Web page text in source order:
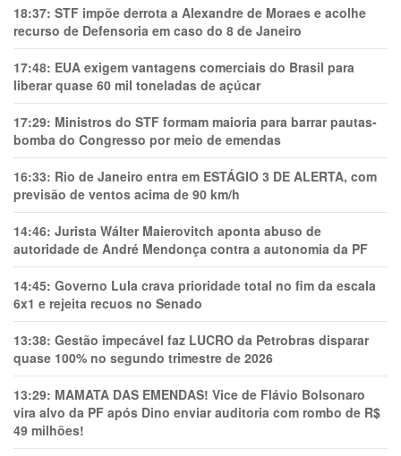
18:37: STF impõe derrota a Alexandre de Moraes e acolhe
recurso de Defensoria em caso do 8 de Janeiro
17:48: EUA exigem vantagens comerciais do Brasil para
liberar quase 60 mil toneladas de açúcar
17:29: Ministros do STF formam maioria para barrar pautas-
bomba do Congresso por meio de emendas
16:33: Rio de Janeiro entra em ESTÁGIO 3 DE ALERTA, com
previsão de ventos acima de 90 km/h
14:46: Jurista Wálter Maierovitch aponta abuso de
autoridade de André Mendonça contra a autonomia da PF
14:45: Governo Lula crava prioridade total no fim da escala
6x1 e rejeita recuos no Senado
13:38: Gestão impecável faz LUCRO da Petrobras disparar
quase 100% no segundo trimestre de 2026
13:29: MAMATA DAS EMENDAS! Vice de Flávio Bolsonaro
vira alvo da PF após Dino enviar auditoria com rombo de R$
49 milhões!